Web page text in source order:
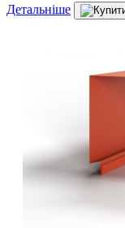
Детальніше